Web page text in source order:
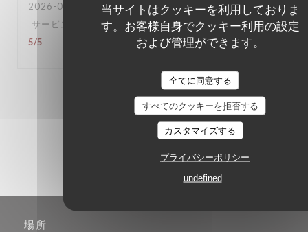
当サイトはクッキーを利用しておりま
す。お客様自身でクッキー利用の設定
および管理ができます。
全てに同意する
すべてのクッキーを拒否する
カスタマイズする
プライバシーポリシー
undefined
2026-06-16
- 18:30 - ゲスト 6
サービス
雰囲気 : 5/5 メニュー: 5/5 品質-価格:
5/5
3
場所